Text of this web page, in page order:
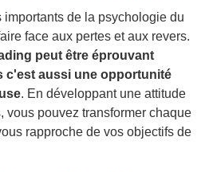
importants de la psychologie du
face aux pertes et aux revers.
peut être éprouvant
c'est aussi une opportunité
. En développant une attitude
vous pouvez transformer chaque
rapproche de vos objectifs de